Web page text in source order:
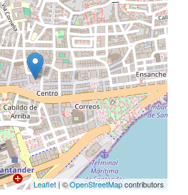
Leaflet| ©OpenStreetMapcontributors